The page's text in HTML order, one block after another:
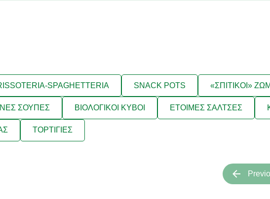
SPAGHETTERIA SNACK POTS «ΣΠΙΤΙΚΟΙ»
ΣΟΥΠΕΣ ΒΙΟΛΟΓΙΚΟΙ ΚΥΒΟΙ ΕΤΟΙΜΕΣ ΣΑΛΤΣΕΣ
ΤΟΡΤΙΓΙΕΣ